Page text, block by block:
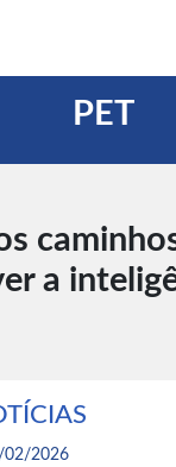
PET
a
02/2026